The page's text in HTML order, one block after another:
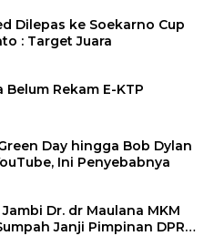
Dilepas ke Soekarno Cup
: Target Juara
Rekam E-KTP
Day hingga Bob Dylan
Ini Penyebabnya
Dr. dr Maulana MKM
Janji Pimpinan DPRD